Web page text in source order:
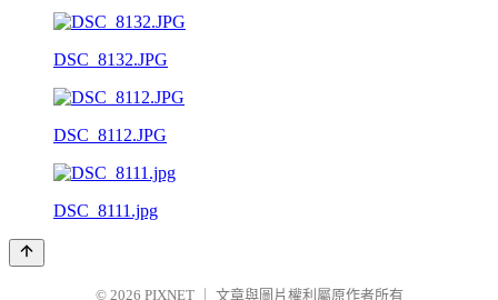
DSC_8132.JPG
DSC_8112.JPG
DSC_8111.jpg
© 2026 PIXNET 文章與圖片權利屬原作者所有